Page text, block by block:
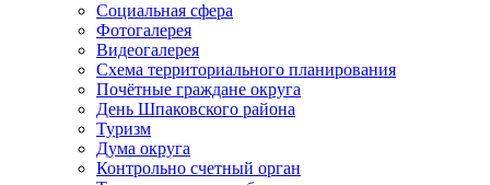
Социальная сфера
Фотогалерея
Видеогалерея
Схема территориального планирования
Почётные граждане округа
День Шпаковского района
Туризм
Дума округа
Контрольно счетный орган